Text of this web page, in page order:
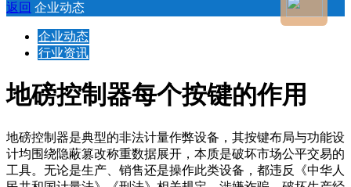
返回 企业动态
企业动态
行业资讯
地磅控制器每个按键的作用
地磅控制器是典型的非法计量作弊设备，其按键布局与功能设
计均围绕隐蔽篡改称重数据展开，本质是破坏市场公平交易的
工具。无论是生产、销售还是操作此类设备，都违反《中华人